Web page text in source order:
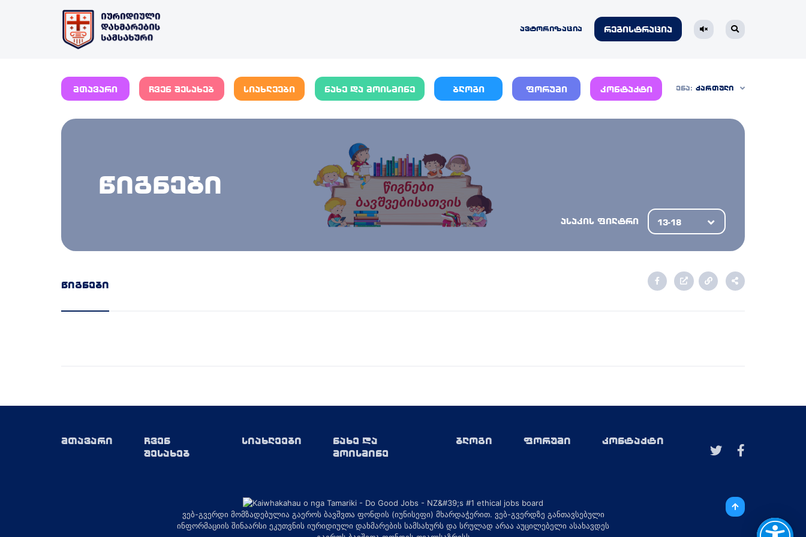
ავტორიზაცია რეგისტრაცია
მთავარი ჩვენ შესახებ სიახლეები ნახე და მოისმინე ბლოგი ფორუმი კონტაქტი ენა: ქართული
წიგნები
ასაკის ფილტრი 13-18
წიგნები
მთავარი
ჩვენ
შესახებ
სიახლეები
ნახე და
მოისმინე
ბლოგი ფორუმი კონტაქტი
ვებ-გვერდი მომზადებულია გაეროს ბავშვთა ფონდის (იუნისეფი) მხარდაჭერით. ვებ-გვერდზე განთავსებული
ინფორმაციის შინაარსი ეკუთვნის იურიდიული დახმარების სამსახურს და სრულად არაა აუცილებელი ასახავდეს